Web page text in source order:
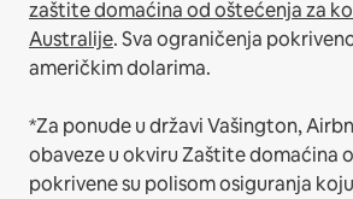
zaštite domaćina od oštećenja za
Australije. Sva ograničenja
američkim dolarima.
*Za ponude u državi Vašington,
obaveze u okviru Zaštite domaćina
pokrivene su polisom osiguranja